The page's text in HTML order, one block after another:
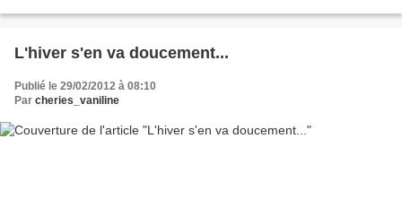
L'hiver s'en va doucement...
Publié le 29/02/2012 à 08:10
Par cheries_vaniline